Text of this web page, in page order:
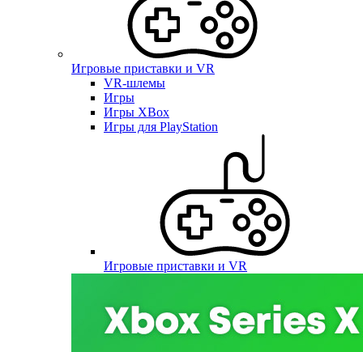
Игровые приставки и VR
VR-шлемы
Игры
Игры XBox
Игры для PlayStation
Игровые приставки и VR